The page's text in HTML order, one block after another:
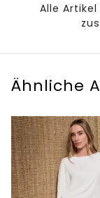
Alle
Ähnliche